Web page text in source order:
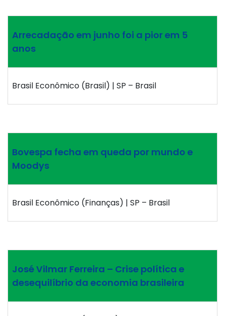
Arrecadação em junho foi a pior em 5
anos
Brasil Econômico (Brasil) | SP – Brasil
Bovespa fecha em queda por mundo e
Moodys
Brasil Econômico (Finanças) | SP – Brasil
José Vilmar Ferreira – Crise política e
desequilíbrio da economia brasileira